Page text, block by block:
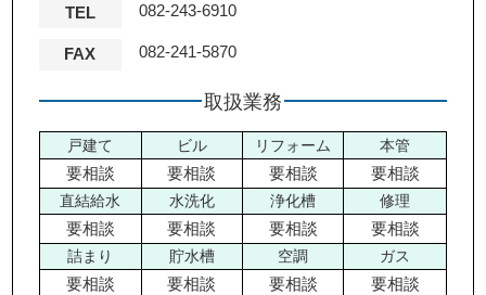
TEL 082-243-6910
FAX 082-241-5870
取扱業務
戸建て
要相談
ビル
要相談
リフォーム
要相談
本管
要相談
直結給水
要相談
水洗化
要相談
浄化槽
要相談
修理
要相談
詰まり
要相談
貯水槽
要相談
空調
要相談
ガス
要相談